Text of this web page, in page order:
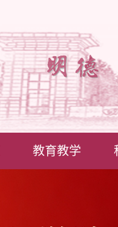
教育教学